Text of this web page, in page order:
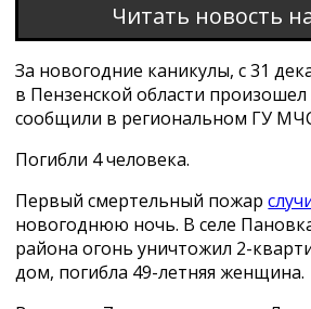
Читать новость
За новогодние каникулы, с 31
в Пензенской области
сообщили в региональном ГУ
Погибли 4 человека.
Первый смертельный пожар
новогоднюю ночь. В селе
района огонь уничтожил 2-
дом, погибла 49-летняя женщина.